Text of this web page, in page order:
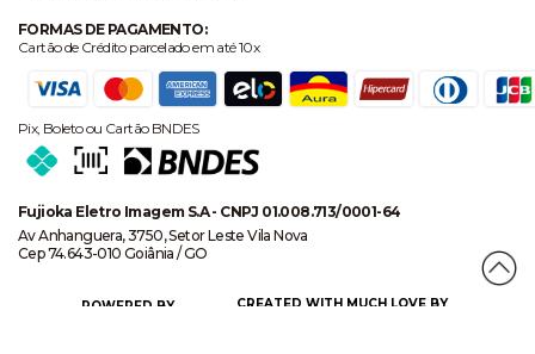
FORMAS DE PAGAMENTO:
Cartão de Crédito parcelado em até 10x
Pix, Boleto ou Cartão BNDES
Fujioka Eletro Imagem S.A - CNPJ 01.008.713/0001-64
Av Anhanguera, 3750, Setor Leste Vila Nova
Cep 74.643-010 Goiânia / GO
POWERED BY CREATED WITH MUCH LOVE BY